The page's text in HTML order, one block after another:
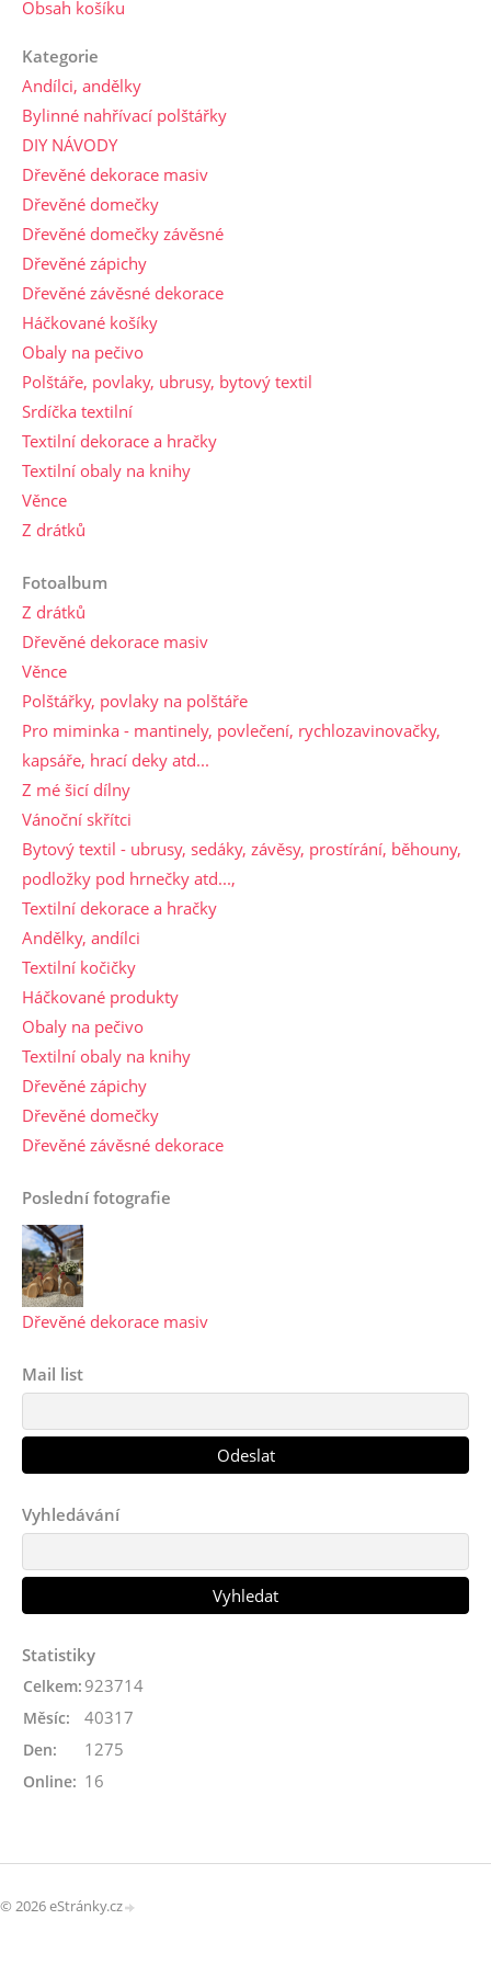
Obsah košíku
Kategorie
Andílci, andělky
Bylinné nahřívací polštářky
DIY NÁVODY
Dřevěné dekorace masiv
Dřevěné domečky
Dřevěné domečky závěsné
Dřevěné zápichy
Dřevěné závěsné dekorace
Háčkované košíky
Obaly na pečivo
Polštáře, povlaky, ubrusy, bytový textil
Srdíčka textilní
Textilní dekorace a hračky
Textilní obaly na knihy
Věnce
Z drátků
Fotoalbum
Z drátků
Dřevěné dekorace masiv
Věnce
Polštářky, povlaky na polštáře
Pro miminka - mantinely, povlečení, rychlozavinovačky,
kapsáře, hrací deky atd...
Z mé šicí dílny
Vánoční skřítci
Bytový textil - ubrusy, sedáky, závěsy, prostírání, běhouny,
podložky pod hrnečky atd...,
Textilní dekorace a hračky
Andělky, andílci
Textilní kočičky
Háčkované produkty
Obaly na pečivo
Textilní obaly na knihy
Dřevěné zápichy
Dřevěné domečky
Dřevěné závěsné dekorace
Poslední fotografie
Dřevěné dekorace masiv
Mail list
Vyhledávání
Statistiky
Online: 16
Celkem: 923714
Měsíc: 40317
Den: 1275
© 2026 eStránky.cz